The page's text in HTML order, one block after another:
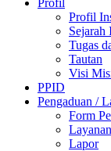
Profil
Profil
Sejarah
Tugas
Tautan
Visi
PPID
Pengaduan /
Form
Lapor